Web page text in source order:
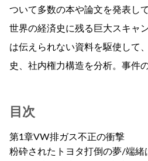
ついて多数の本や論文を発表し
世界の経済史に残る巨大スキャ
は伝えられない資料を駆使して
史、社内権力構造を分析。事件
目次
第1章VW排ガス不正の衝撃
粉砕されたトヨタ打倒の夢/端